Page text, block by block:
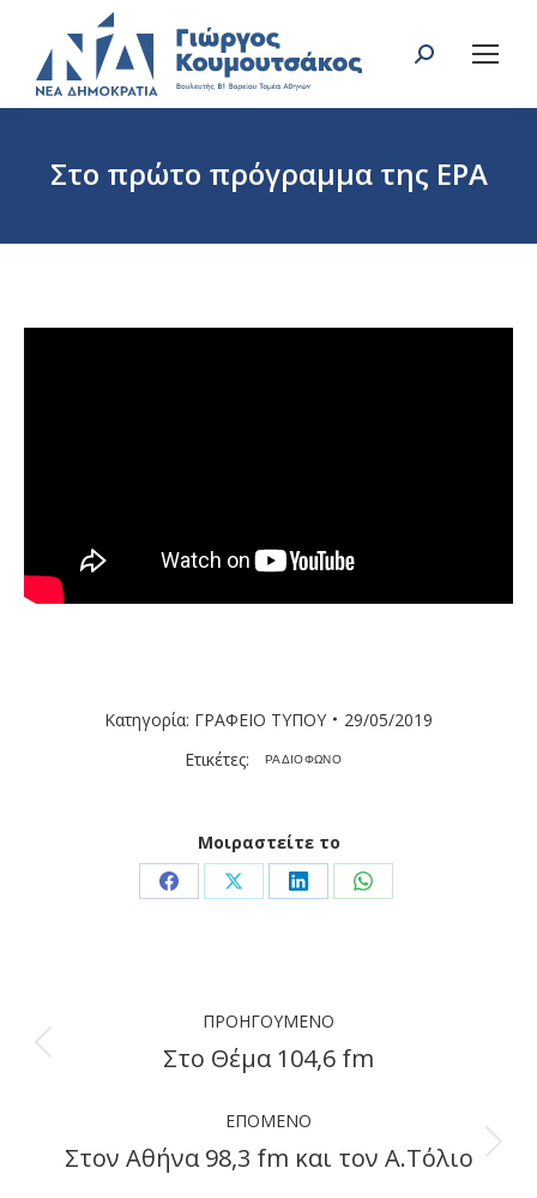
Search:
Στο πρώτο πρόγραμμα της ΕΡΑ
Κατηγορία: ΓΡΑΦΕΙΟ ΤΥΠΟΥ
29/05/2019
Ετικέτες:
ΡΑΔΙΟΦΩΝΟ
Μοιραστείτε το
Share Share Share Share
navigation
ΠΡΟΗΓΟΎΜΕΝΟ
Previous
Στο Θέμα 104,6 fm
ΕΠΌΜΕΝΟ
Next
Στον Αθήνα 98,3 fm και τον Α.Τόλιο